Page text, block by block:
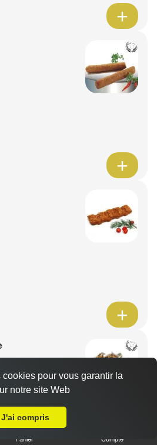
Panier Compte
pour vous garantir la
notre site Web
J'ai compris